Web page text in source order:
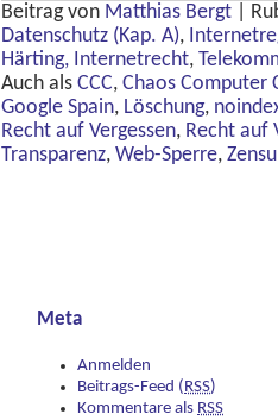
Beitrag von Matthias Bergt
Datenschutz (Kap. A),
Härting, Internetrecht,
Auch als CCC, Chaos Computer
Google Spain, Löschung,
Recht auf Vergessen, Recht auf
Transparenz, Web-Sperre,
Meta
Anmelden
Beitrags-Feed (RSS)
Kommentare als RSS